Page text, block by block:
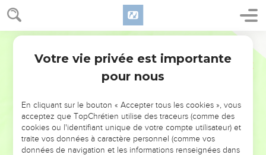
NE MANQUEZ PAS L’ÉVÉNEMENT
DE L’ANNÉE !
ET SI LEURS ERREURS POUVAIENT VOUS ÉVITER LES
VOTRES ?
Votre vie privée est importante
pour nous
En cliquant sur le bouton « Accepter tous les cookies », vous
acceptez que TopChrétien utilise des traceurs (comme des
cookies ou l'identifiant unique de votre compte utilisateur) et
traite vos données à caractère personnel (comme vos
données de navigation et les informations renseignées dans